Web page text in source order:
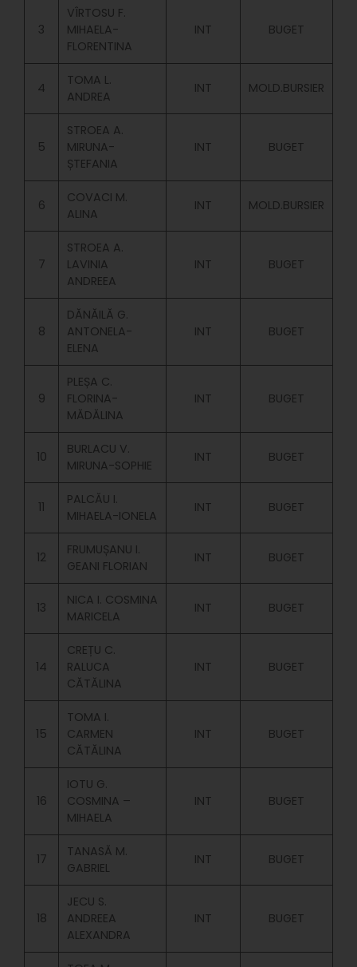
3
VÎRTOSU F.
MIHAELA-
FLORENTINA
INT BUGET
4
TOMA L.
ANDREA
INT MOLD.BURSIER
5
STROEA A.
MIRUNA-
ȘTEFANIA
INT BUGET
6
COVACI M.
ALINA
INT MOLD.BURSIER
7
STROEA A.
LAVINIA
ANDREEA
INT BUGET
8
DĂNĂILĂ G.
ANTONELA-
ELENA
INT BUGET
9
PLEȘA C.
FLORINA-
MĂDĂLINA
INT BUGET
10
BURLACU V.
MIRUNA-SOPHIE
INT BUGET
11
PALCĂU I.
MIHAELA-IONELA
INT BUGET
12
FRUMUȘANU I.
GEANI FLORIAN
INT BUGET
13
NICA I. COSMINA
MARICELA
INT BUGET
14
CREȚU C.
RALUCA
CĂTĂLINA
INT BUGET
15
TOMA I.
CARMEN
CĂTĂLINA
INT BUGET
16
IOTU G.
COSMINA –
MIHAELA
INT BUGET
17
TANASĂ M.
GABRIEL
INT BUGET
18
JECU S.
ANDREEA
ALEXANDRA
INT BUGET